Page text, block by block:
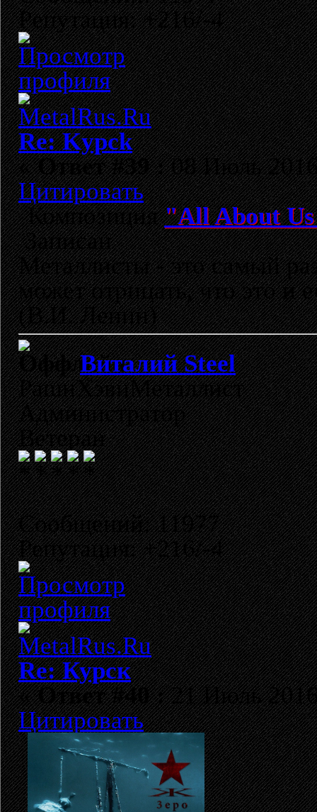
Репутация: +216/-4
Re: Kypck
«Ответ #39 :08 Июль
Цитировать
Композиция"All About
Записан
Металлисты - это самый
может отрицать, что это и
(В.И. Ленин)
Виталий Steel
РашнХэвиМеталлист
Администратор
Ветеран
Сообщений: 11977
Репутация: +216/-4
Re: Курск
«Ответ #40 :21 Июль
Цитировать